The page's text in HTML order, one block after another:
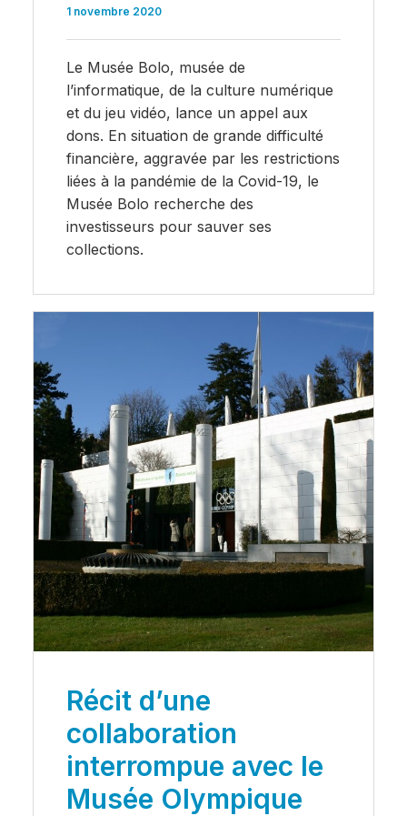
1 novembre 2020
Le Musée Bolo, musée de
l’informatique, de la culture numérique
et du jeu vidéo, lance un appel aux
dons. En situation de grande difficulté
financière, aggravée par les restrictions
liées à la pandémie de la Covid-19, le
Musée Bolo recherche des
investisseurs pour sauver ses
collections.
Récit d’une
collaboration
interrompue avec le
Musée Olympique